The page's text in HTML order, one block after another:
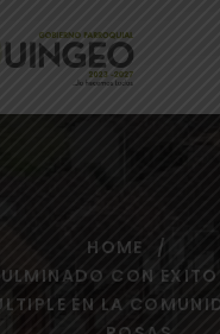
HOME
CON
EN LA